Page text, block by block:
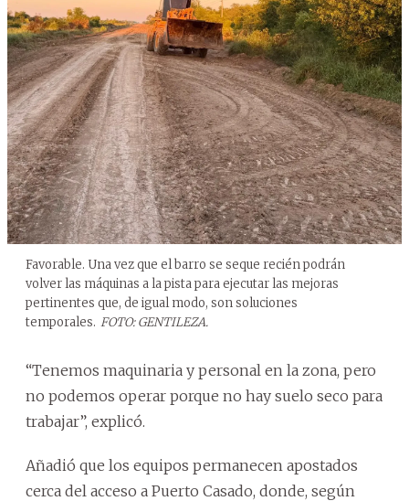
Favorable. Una vez que el barro se seque recién podrán
volver las máquinas a la pista para ejecutar las mejoras
pertinentes que, de igual modo, son soluciones
temporales. FOTO: GENTILEZA.
“Tenemos maquinaria y personal en la zona, pero
no podemos operar porque no hay suelo seco para
trabajar”, explicó.
Añadió que los equipos permanecen apostados
cerca del acceso a Puerto Casado, donde, según